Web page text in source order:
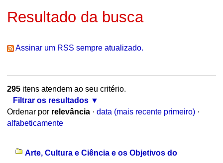
Resultado da busca
Assinar um RSS sempre atualizado.
295itens atendem ao seu critério.
Filtrar os resultados
Ordenar por relevância · data (mais recente primeiro) ·
alfabeticamente
Arte, Cultura e Ciência e os Objetivos do